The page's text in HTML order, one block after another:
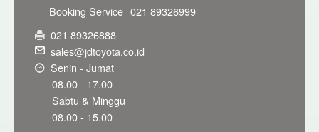
Booking Service 021 89326999
021 89326888
sales@jdtoyota.co.id
Senin - Jumat
08.00 - 17.00
Sabtu & Minggu
08.00 - 15.00